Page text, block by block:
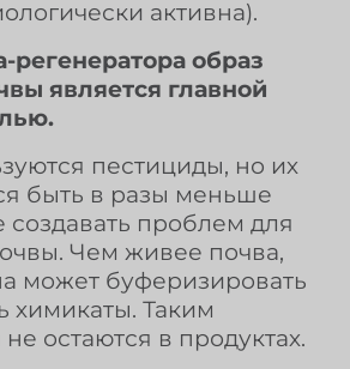
активна).
образ
является главной
пестициды, но их
быть в разы меньше
проблем для
Чем живее почва,
может буферизировать
химикаты. Таким
остаются в продуктах.